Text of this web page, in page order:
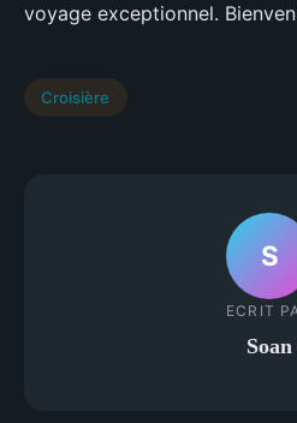
voyage exceptionnel.
Croisière
S
ECRIT
Soan